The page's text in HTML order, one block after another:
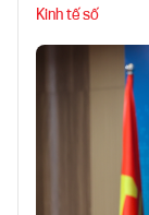
Kinh tế số